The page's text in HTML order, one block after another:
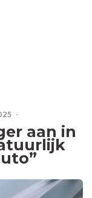
·
aan in